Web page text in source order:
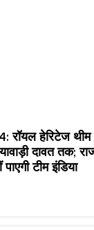
रॉयल हेरिटेज
दावत तक;
टीम इंडिया